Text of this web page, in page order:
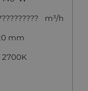
m³/h
mm
2700K